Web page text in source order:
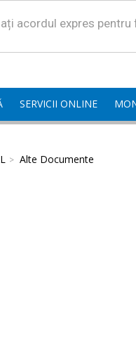
acordul expres pentru
SERVICII ONLINE
Alte Documente